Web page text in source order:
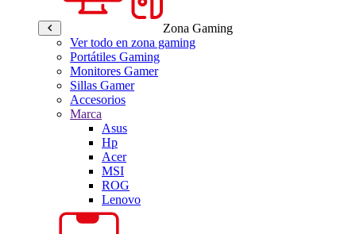
Zona Gaming
Ver todo en zona gaming
Portátiles Gaming
Monitores Gamer
Sillas Gamer
Accesorios
Marca
Asus
Hp
Acer
MSI
ROG
Lenovo